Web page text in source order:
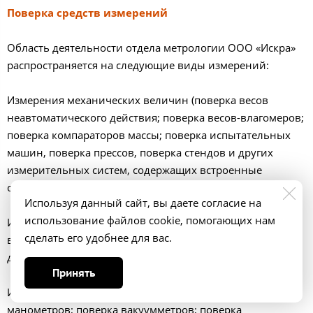
Поверка средств измерений
Область деятельности отдела метрологии ООО «Искра»
распространяется на следующие виды измерений:
Измерения механических величин (поверка весов
неавтоматического действия; поверка весов-влагомеров;
поверка компараторов массы; поверка испытательных
машин, поверка прессов, поверка стендов и других
измерительных систем, содержащих встроенные
силоизмерители).
Измерения параметров потока, расхода, уровня, объема
веществ (поверка мер вместимости стеклянные; поверка
дозаторов).
Измерения давления, вакуумные измерения (поверка
манометров; поверка вакуумметров; поверка
Используя данный сайт, вы даете согласие на
использование файлов cookie, помогающих нам
сделать его удобнее для вас.
Принять